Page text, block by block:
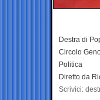
Destra di
Circolo
Politica
Diretto da
Scrivici: